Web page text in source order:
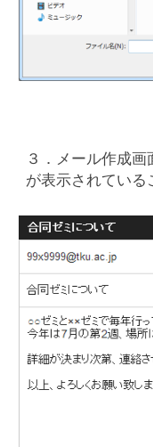
３．メール作成
が表示されている